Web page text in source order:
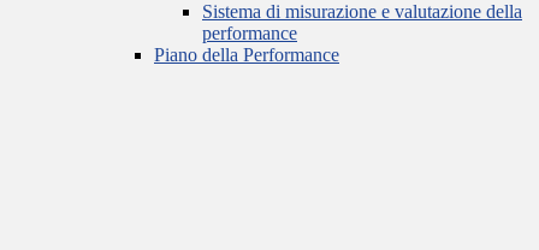
Sistema di misurazione e valutazione della
performance
Piano della Performance